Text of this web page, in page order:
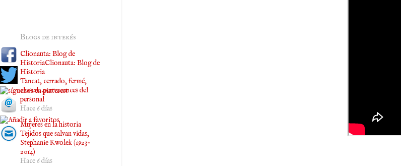
Blogs de interés
Clionauta: Blog de
HistoriaClionauta: Blog de
Historia
Tancat, cerrado, fermé,
closed…per vacances del
personal
Hace 6 días
Mujeres en la historia
Tejidos que salvan vidas,
Stephanie Kwolek (1923-
2014)
Hace 6 días